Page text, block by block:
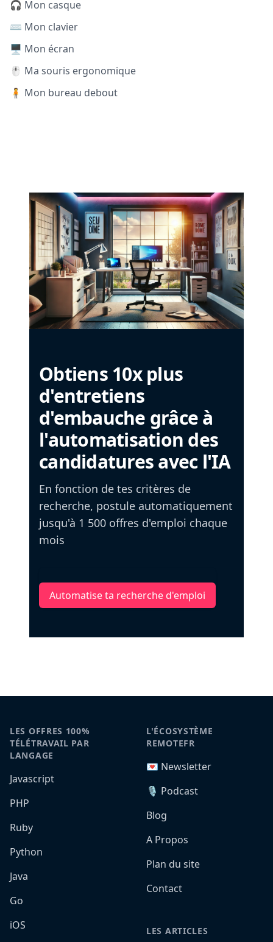
🎧 Mon casque
⌨️ Mon clavier
🖥️ Mon écran
🖱️ Ma souris ergonomique
🧍 Mon bureau debout
Obtiens 10x plus
d'entretiens
d'embauche grâce à
l'automatisation des
candidatures avec l'IA
En fonction de tes critères de
recherche, postule automatiquement
jusqu'à 1 500 offres d'emploi chaque
mois
Automatise ta recherche d'emploi
LES OFFRES 100%
TÉLÉTRAVAIL PAR
LANGAGE
Javascript
PHP
Ruby
Python
Java
Go
iOS
L'ÉCOSYSTÈME
REMOTEFR
💌 Newsletter
🎙️ Podcast
Blog
A Propos
Plan du site
Contact
LES ARTICLES